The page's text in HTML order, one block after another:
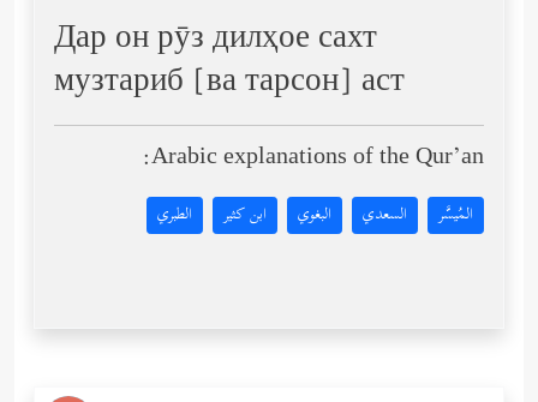
Дар он рӯз дилҳое сахт
музтариб [ва тарсон] аст
Arabic explanations of the Qur’an:
المُيسَّر السعدي البغوي ابن كثير الطبري